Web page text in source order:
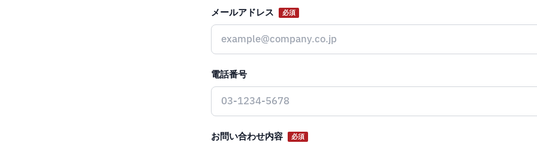
メールアドレス 必須
電話番号
お問い合わせ内容 必須